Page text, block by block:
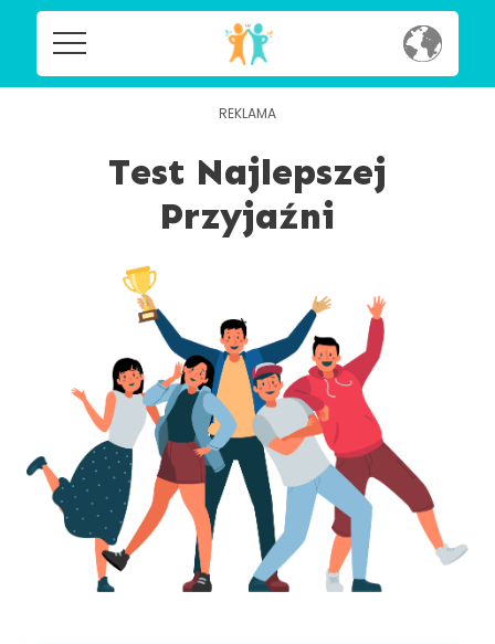
Home
Terms
Conditions
About
Social
Terms & Conditions
About us
Contact us
Test Najlepszej
Przyjaźni